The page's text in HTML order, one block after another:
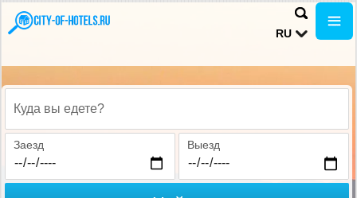
RU
Куда вы едете?
Заезд Выезд